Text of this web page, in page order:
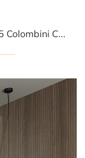
Cerchi un guardaroba Free Volo M005 Colombini Casa? Clicca subito! Gli armadi a muro con ante scorrevoli ti aspettano.